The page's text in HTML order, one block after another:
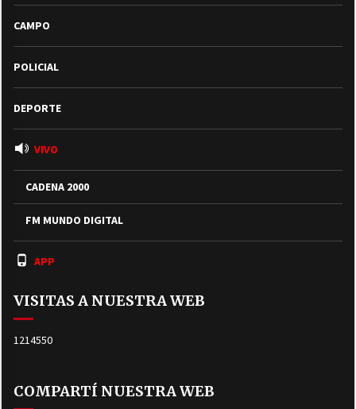
CAMPO
POLICIAL
DEPORTE
VIVO
CADENA 2000
FM MUNDO DIGITAL
APP
VISITAS A NUESTRA WEB
1214550
COMPARTÍ NUESTRA WEB